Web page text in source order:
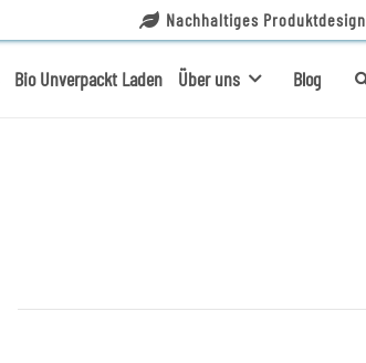
Nachhaltiges Produktdesign
Bio Unverpackt Laden Über uns Blog